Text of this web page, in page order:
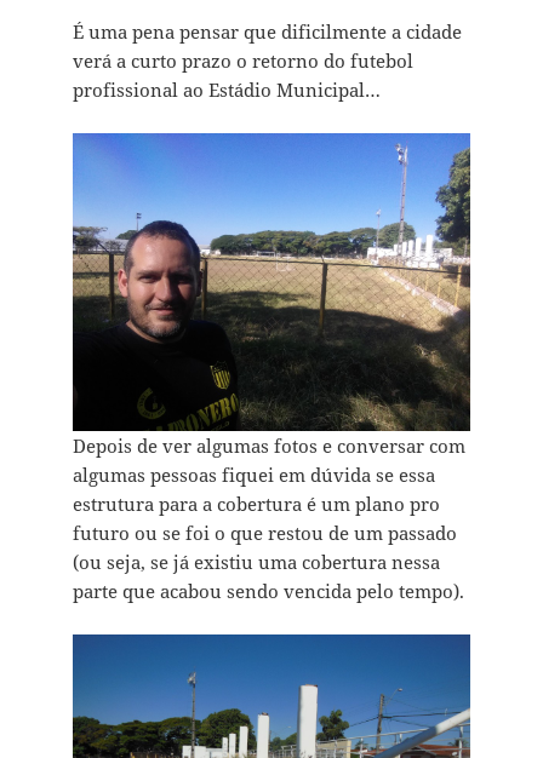
É uma pena pensar que dificilmente a cidade
verá a curto prazo o retorno do futebol
profissional ao Estádio Municipal…
Depois de ver algumas fotos e conversar com
algumas pessoas fiquei em dúvida se essa
estrutura para a cobertura é um plano pro
futuro ou se foi o que restou de um passado
(ou seja, se já existiu uma cobertura nessa
parte que acabou sendo vencida pelo tempo).